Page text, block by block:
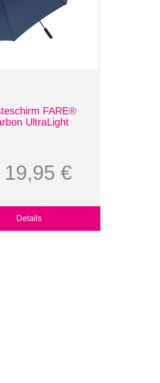
FARE®
UltraLight
19,95 €
Details